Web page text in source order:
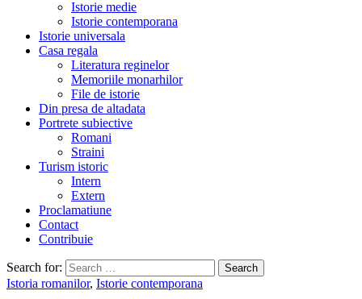
Istorie medie
Istorie contemporana
Istorie universala
Casa regala
Literatura reginelor
Memoriile monarhilor
File de istorie
Din presa de altadata
Portrete subiective
Romani
Straini
Turism istoric
Intern
Extern
Proclamatiune
Contact
Contribuie
Search for:
Istoria romanilor, Istorie contemporana